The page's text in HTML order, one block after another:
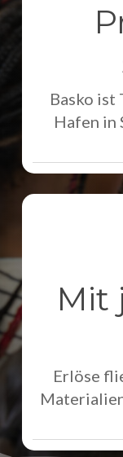
Basko ist
Hafen in
Mit
Erlöse